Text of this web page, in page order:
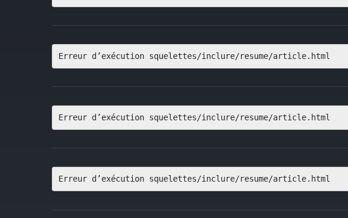
Erreur d’exécution squelettes/inclure/resume/article.html
Erreur d’exécution squelettes/inclure/resume/article.html
Erreur d’exécution squelettes/inclure/resume/article.html